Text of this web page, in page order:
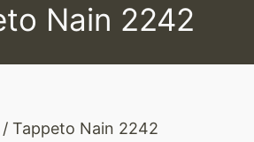
Nain 2242
/ Tappeto Nain 2242